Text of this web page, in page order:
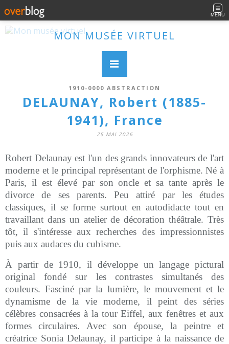
MENU
MON MUSÉE VIRTUEL
1910-0000 ABSTRACTION
DELAUNAY, Robert (1885-
1941), France
25 MAI 2026
Robert Delaunay est l'un des grands innovateurs de l'art
moderne et le principal représentant de l'orphisme. Né à
Paris, il est élevé par son oncle et sa tante après le
divorce de ses parents. Peu attiré par les études
classiques, il se forme surtout en autodidacte tout en
travaillant dans un atelier de décoration théâtrale. Très
tôt, il s'intéresse aux recherches des impressionnistes
puis aux audaces du cubisme.
À partir de 1910, il développe un langage pictural
original fondé sur les contrastes simultanés des
couleurs. Fasciné par la lumière, le mouvement et le
dynamisme de la vie moderne, il peint des séries
célèbres consacrées à la tour Eiffel, aux fenêtres et aux
formes circulaires. Avec son épouse, la peintre et
créatrice Sonia Delaunay, il participe à la naissance de